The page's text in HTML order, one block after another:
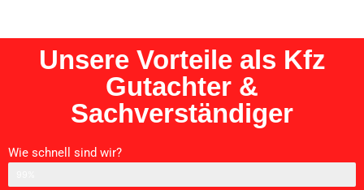
Unsere Vorteile als Kfz
Gutachter &
Sachverständiger
Wie schnell sind wir?